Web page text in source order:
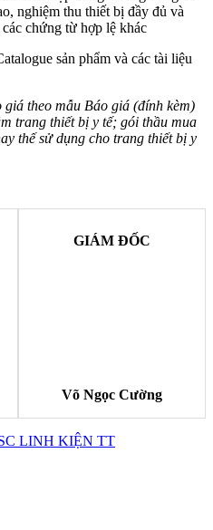
nghiệm thu thiết bị đầy đủ và
chứng từ hợp lệ khác
sản phẩm và các tài liệu
giá theo mẫu Báo giá (đính kèm)
trang thiết bị y tế; gói thầu mua
thế sử dụng cho trang thiết bị y
GIÁM ĐỐC
Võ Ngọc Cường
LINH KIỆN TT